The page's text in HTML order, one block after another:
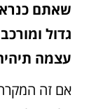
שאתם
גדול
עצמה
אם זה